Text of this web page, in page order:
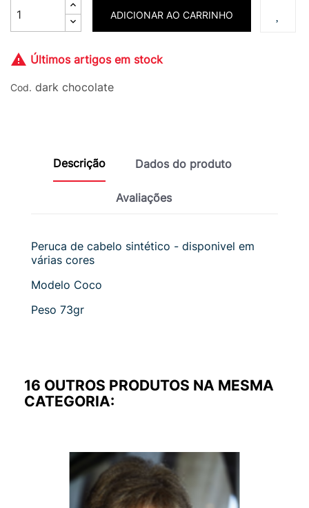
ADICIONAR AO CARRINHO
 Últimos artigos em stock
Cod. dark chocolate
Descrição Dados do produto
Avaliações
Peruca de cabelo sintético - disponivel em
várias cores
Modelo Coco
Peso 73gr
16 OUTROS PRODUTOS NA MESMA
CATEGORIA: